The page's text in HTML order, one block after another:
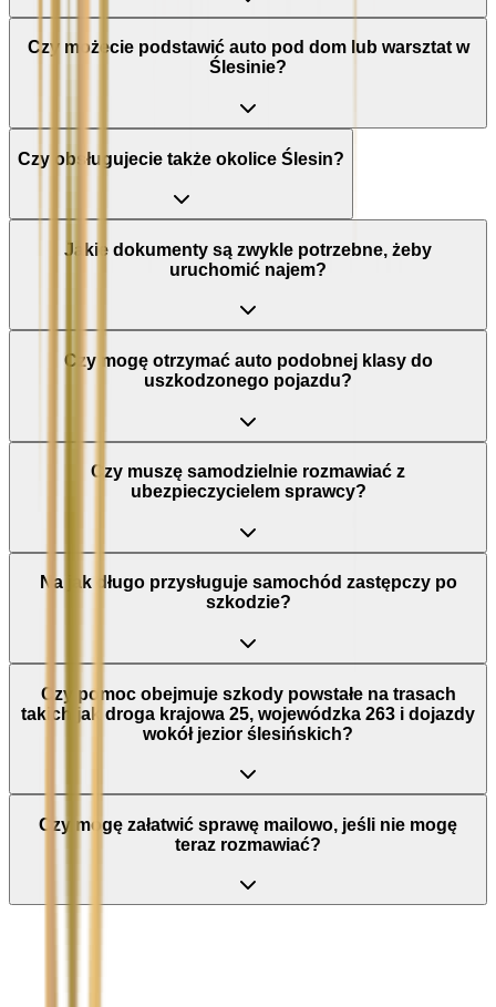
Czy możecie podstawić auto pod dom lub warsztat w
Ślesinie?
Czy obsługujecie także okolice Ślesin?
Jakie dokumenty są zwykle potrzebne, żeby
uruchomić najem?
Czy mogę otrzymać auto podobnej klasy do
uszkodzonego pojazdu?
Czy muszę samodzielnie rozmawiać z
ubezpieczycielem sprawcy?
Na jak długo przysługuje samochód zastępczy po
szkodzie?
Czy pomoc obejmuje szkody powstałe na trasach
takich jak droga krajowa 25, wojewódzka 263 i dojazdy
wokół jezior ślesińskich?
Czy mogę załatwić sprawę mailowo, jeśli nie mogę
teraz rozmawiać?